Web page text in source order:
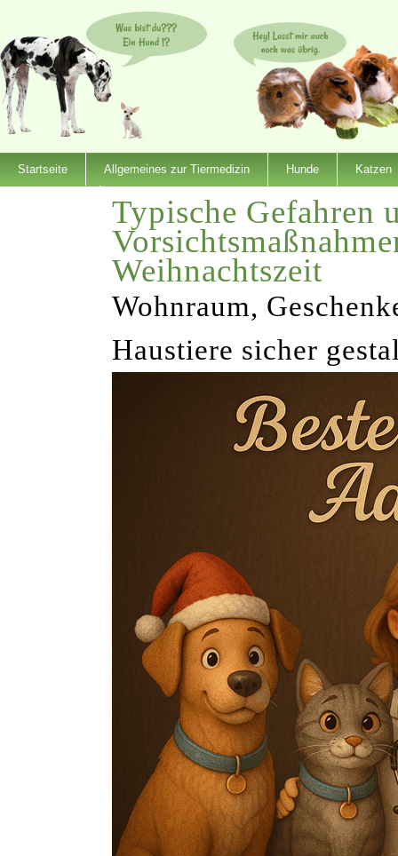
Startseite Allgemeines zur Tiermedizin Hunde Katzen
Typische Gefahren
Weihnachtszeit
Wohnraum,
Haustiere sicher